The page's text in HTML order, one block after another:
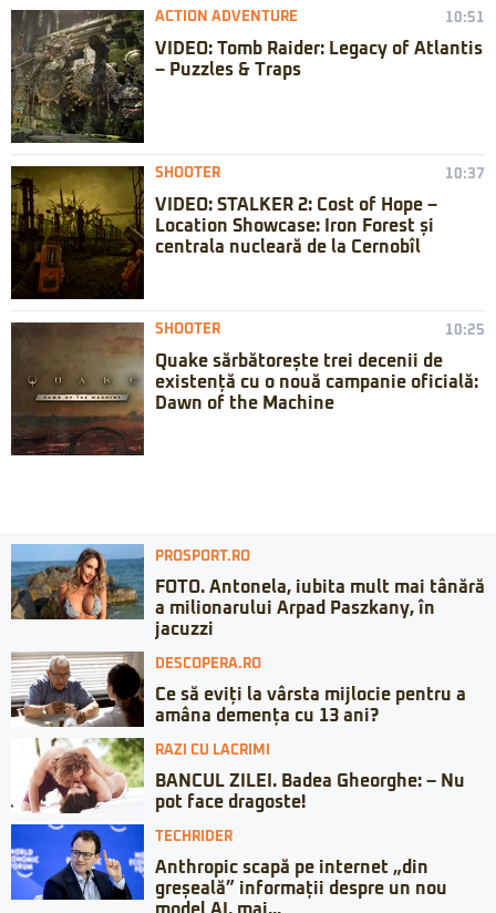
ACTION ADVENTURE 10:51
VIDEO: Tomb Raider: Legacy of Atlantis
– Puzzles & Traps
SHOOTER 10:37
VIDEO: STALKER 2: Cost of Hope –
Location Showcase: Iron Forest și
centrala nucleară de la Cernobîl
SHOOTER 10:25
Quake sărbătorește trei decenii de
existență cu o nouă campanie oficială:
Dawn of the Machine
PROSPORT.RO
FOTO. Antonela, iubita mult mai tânără
a milionarului Arpad Paszkany, în
jacuzzi
DESCOPERA.RO
Ce să eviți la vârsta mijlocie pentru a
amâna demența cu 13 ani?
RAZI CU LACRIMI
BANCUL ZILEI. Badea Gheorghe: – Nu
pot face dragoste!
TECHRIDER
Anthropic scapă pe internet „din
greșeală” informații despre un nou